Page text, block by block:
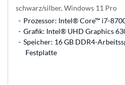
schwarz/silber, Windows 11 Pro
Prozessor: Intel® Core™ i7-
Grafik: Intel® UHD Graphics
Speicher: 16 GB DDR4-
Festplatte